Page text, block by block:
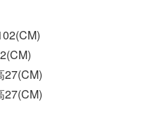
27(CM)
27(CM)